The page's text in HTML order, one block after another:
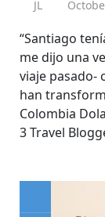
JL
“Santiago
me dijo una
viaje pasado-
han
Colombia
3 Travel